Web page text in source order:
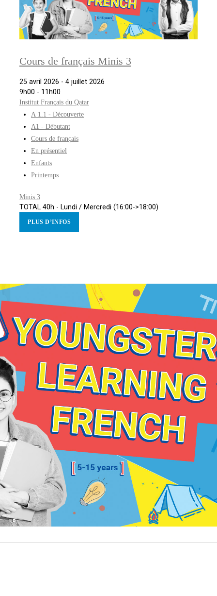
Cours de français Minis 3
25 avril 2026 - 4 juillet 2026
9h00 - 11h00
Institut Français du Qatar
A 1.1 - Découverte
A1 - Débutant
Cours de français
En présentiel
Enfants
Printemps
Minis 3
TOTAL 40h - Lundi / Mercredi (16:00->18:00)
PLUS D’INFOS